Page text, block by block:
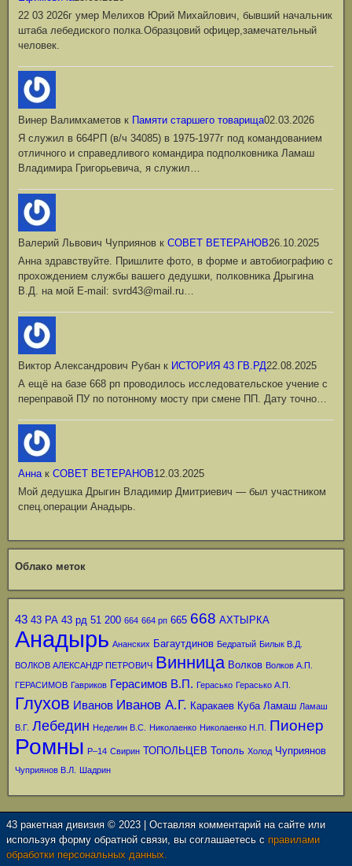
22 03 2026г умер Мелихов Юрий Михайлович, бывший начальник
штаба лебедиского полка.Образцовий офицер,замечательный
человек.
Винер Валимхаметов к Памяти старшего товарища02.03.2026
Я служил в 664РП (в/ч 34085) в 1975-1977г под командованием
отличного и справедливого командира подполковника Ламаш
Владимира Григорьевича, я служил…
Валерий Львович Чуприянов к СОВЕТ ВЕТЕРАНОВ26.10.2025
Анна здравствуйте. Пришлите фото, в форме и автобиографию с
прохождением службы вашего дедушки, полковника Дрыгина
В.Д. на мой Е-mail: svrd43@mail.ru…
Виктор Александрович Рубан к ИСТОРИЯ 43 ГВ.РД22.08.2025
А ещё на базе 668 рп проводилось исследовательское учение с
переправой ПУ по потонному мосту при смене ПП. Дату точно…
Аннак СОВЕТ ВЕТЕРАНОВ12.03.2025
Мой дедушка Дрыгин Владимир Дмитриевич — был участником
спец.операции Анадырь.
Облако меток
43 43 РА 43 рд 51 200 664 664 рп 665 668 АХТЫРКА
Анадырь Ананских Багаутдинов Бедратый Билык В.Д.
ВОЛКОВ АЛЕКСАНДР ПЕТРОВИЧ Винница Волков Волков А.П.
ГЕРАСИМОВ Гавриков Герасимов В.П. Герасько Герасько А.П.
Глухов Иванов Иванов А.Г. Каракаев Куба Ламаш Ламаш
В.Г. Лебедин Неделин В.С. Николаенко Николаенко Н.П. Пионер
Ромны Р–14 Свирин ТОПОЛЬЦЕВ Тополь Холод Чуприянов
Чуприянов В.Л. Шадрин
43 ракетная дивизия © 2023 | Оставляя комментарий на сайте или
используя форму обратной связи, вы соглашаетесь с правилами
обработки персональных данных.